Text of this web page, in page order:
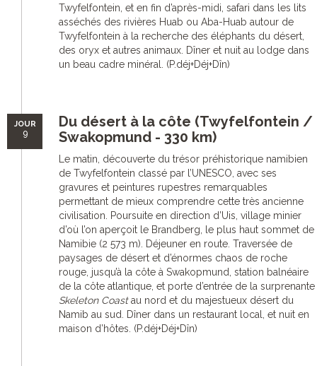
Twyfelfontein, et en fin d’après-midi, safari dans les lits
asséchés des rivières Huab ou Aba-Huab autour de
Twyfelfontein à la recherche des éléphants du désert,
des oryx et autres animaux. Dîner et nuit au lodge dans
un beau cadre minéral. (P.déj+Déj+Dîn)
JOUR
9
Du désert à la côte (Twyfelfontein /
Swakopmund - 330 km)
Le matin, découverte du trésor préhistorique namibien
de Twyfelfontein classé par l’UNESCO, avec ses
gravures et peintures rupestres remarquables
permettant de mieux comprendre cette très ancienne
civilisation. Poursuite en direction d’Uis, village minier
d’où l’on aperçoit le Brandberg, le plus haut sommet de
Namibie (2 573 m). Déjeuner en route. Traversée de
paysages de désert et d’énormes chaos de roche
rouge, jusqu’à la côte à Swakopmund, station balnéaire
de la côte atlantique, et porte d’entrée de la surprenante
Skeleton Coastau nord et du majestueux désert du
Namib au sud. Dîner dans un restaurant local, et nuit en
maison d’hôtes. (P.déj+Déj+Dîn)